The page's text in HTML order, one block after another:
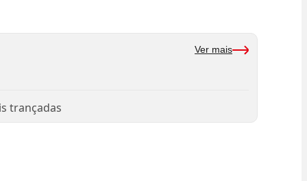
Ver mais
trançadas